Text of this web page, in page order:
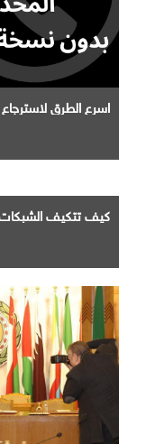
اسرع الطرق
كيف تتكيف الشبكات